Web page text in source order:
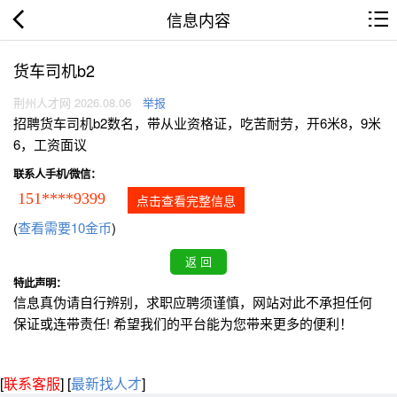
信息内容
货车司机b2
荆州人才网 2026.08.06 举报
招聘货车司机b2数名，带从业资格证，吃苦耐劳，开6米8，9米
6，工资面议
联系人手机/微信：
151****9399 点击查看完整信息
(查看需要10金币)
特此声明：
信息真伪请自行辨别，求职应聘须谨慎，网站对此不承担任何
保证或连带责任! 希望我们的平台能为您带来更多的便利！
[联系客服] [最新找人才]